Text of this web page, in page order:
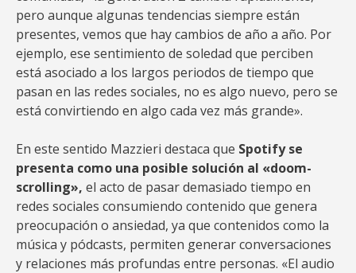
pero aunque algunas tendencias siempre están
presentes, vemos que hay cambios de año a año. Por
ejemplo, ese sentimiento de soledad que perciben
está asociado a los largos periodos de tiempo que
pasan en las redes sociales, no es algo nuevo, pero se
está convirtiendo en algo cada vez más grande».
En este sentido Mazzieri destaca que Spotify se
presenta como una posible solución al «doom-
scrolling», el acto de pasar demasiado tiempo en
redes sociales consumiendo contenido que genera
preocupación o ansiedad, ya que contenidos como la
música y pódcasts, permiten generar conversaciones
y relaciones más profundas entre personas. «El audio